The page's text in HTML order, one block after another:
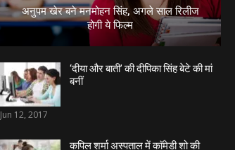
अनुपम खेर बने मनमोहन सिंह, अगले साल रिलीज
होगी ये फिल्म
‘दीया और बाती’ की दीपिका सिंह बेटे की मां
बनीं
Jun 12, 2017
कपिल शर्मा अस्पताल में काॅमेडी शो की